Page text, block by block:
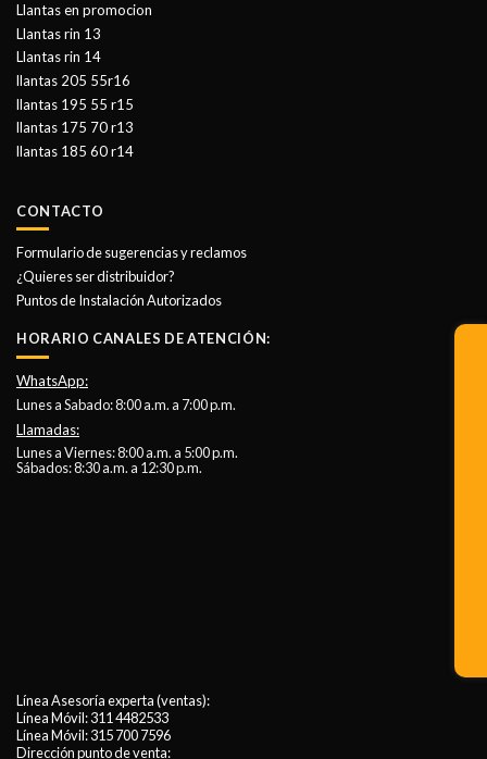
Llantas en promocion
Llantas rin 13
Llantas rin 14
llantas 205 55r16
llantas 195 55 r15
llantas 175 70 r13
llantas 185 60 r14
CONTACTO
Formulario de sugerencias y reclamos
¿Quieres ser distribuidor?
Puntos de Instalación Autorizados
HORARIO CANALES DE ATENCIÓN:
WhatsApp:
Lunes a Sabado: 8:00 a.m. a 7:00 p.m.
Llamadas:
Lunes a Viernes: 8:00 a.m. a 5:00 p.m.
Sábados: 8:30 a.m. a 12:30 p.m.
Línea Asesoría experta (ventas):
Línea Móvil:311 4482533
Línea Móvil:315 700 7596
Dirección punto de venta: